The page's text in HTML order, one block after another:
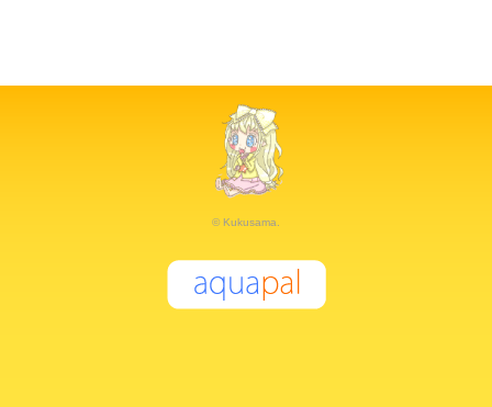
© Kukusama.